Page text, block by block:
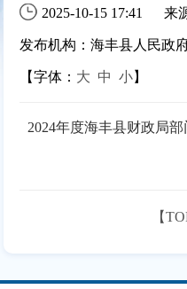
2025-10-15 17:41 来
发布机构：海丰县人民政
【字体： 大 中 小】
2024年度海丰县财政局
【